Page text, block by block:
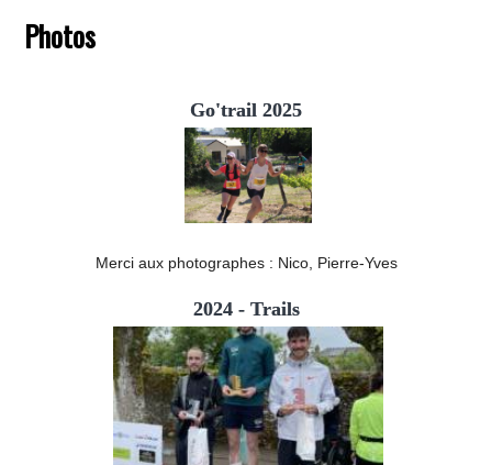
Photos
Go'trail 2025
Merci aux photographes : Nico, Pierre-Yves
2024 - Trails